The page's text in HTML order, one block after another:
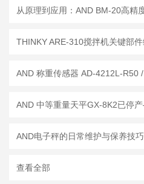
AND电子秤的日常维护与保养技巧
查看全部